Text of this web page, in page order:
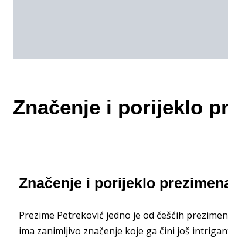
Značenje i porijeklo
Značenje i porijeklo
Prezime Petreković jedno je od češćih
ima zanimljivo značenje koje ga čini još